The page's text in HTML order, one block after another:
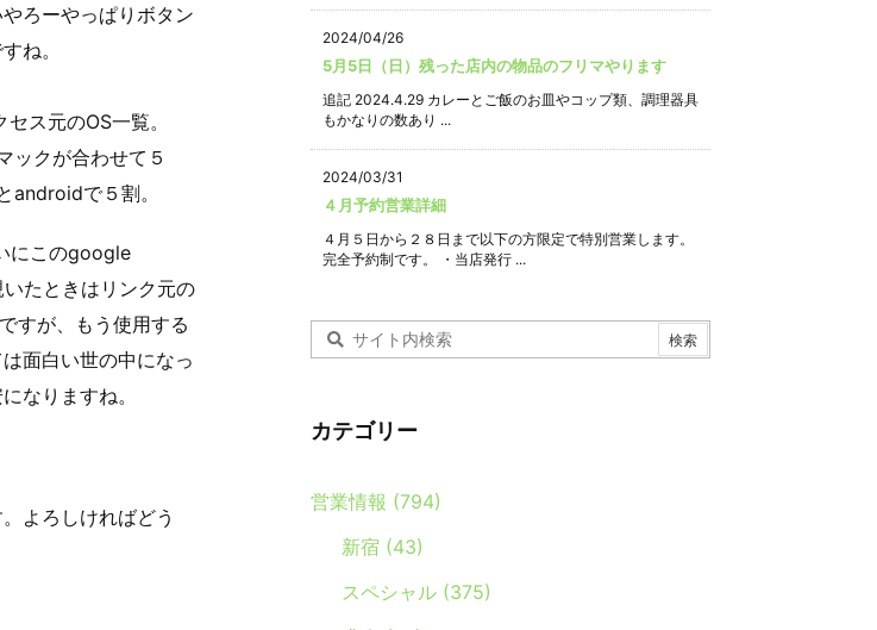
ろーやっぱりボタン
ね。
ス元のOS一覧。
ックが合わせて５
androidで５割。
にこのgoogle
たときはリンク元の
すが、もう使用する
面白い世の中になっ
なりますね。
よろしければどう
2024/04/26
5月5日（日）残った店内の物品のフリマやります
追記 2024.4.29 カレーとご飯のお皿やコップ類、調理器具
もかなりの数あり ...
2024/03/31
４月予約営業詳細
４月５日から２８日まで以下の方限定で特別営業します。
完全予約制です。 ・当店発行 ...
カテゴリー
営業情報 (794)
新宿 (43)
スペシャル (375)